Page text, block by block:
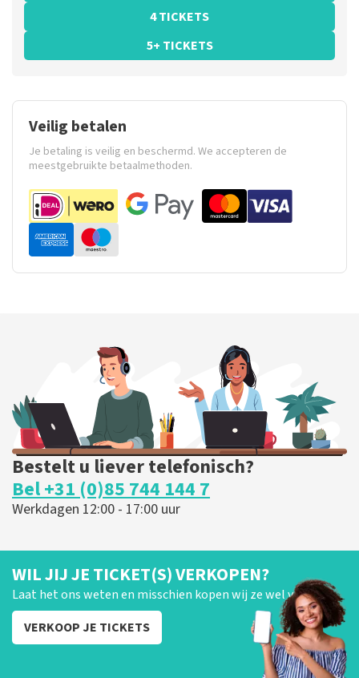
4 TICKETS
5+ TICKETS
Veilig betalen
Je betaling is veilig en beschermd. We accepteren de
meestgebruikte betaalmethoden.
Bestelt u liever telefonisch?
Bel +31 (0)85 744 144 7
Werkdagen 12:00 - 17:00 uur
WIL JIJ JE TICKET(S) VERKOPEN?
Laat het ons weten en misschien kopen wij ze wel van je!
VERKOOP JE TICKETS